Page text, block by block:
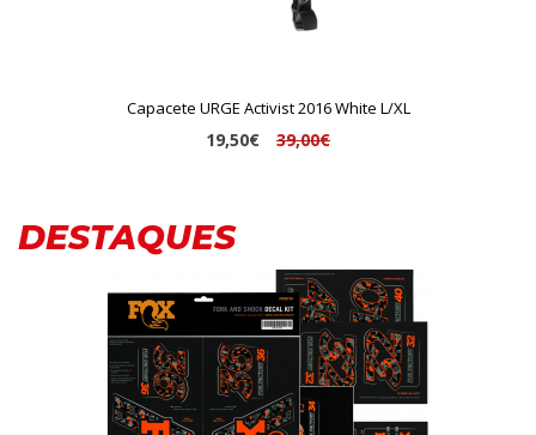
Capacete URGE Activist 2016 White L/XL
19,50€ 39,00€
DESTAQUES